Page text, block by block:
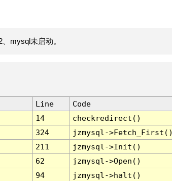
mysql未启动。
Line
Code
14
checkredirect()
324
jzmysql-
211
jzmysql->Init()
62
jzmysql->Open()
94
jzmysql->halt()